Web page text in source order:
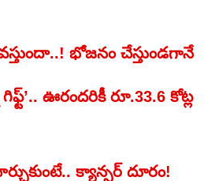
భోజనం చేస్తుండగానే
ఊరందరికీ రూ.33.6 కోట్ల
క్యాన్సర్ దూరం!